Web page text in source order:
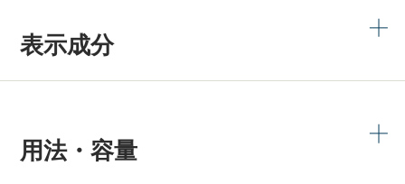
表示成分
用法・容量